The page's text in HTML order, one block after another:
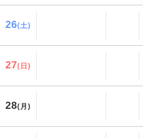
26(土)
27(日)
28(月)